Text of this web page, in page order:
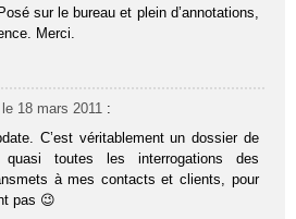
sur le bureau et plein d’annotations,
Merci.
le 18 mars 2011 :
C’est véritablement un dossier de
quasi toutes les interrogations des
à mes contacts et clients, pour
pas 😉